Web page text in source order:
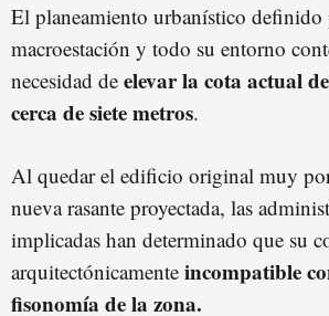
El planeamiento urbanístico definido
macroestación y todo su entorno
necesidad de elevar la cota actual
cerca de siete metros.
Al quedar el edificio original muy
nueva rasante proyectada, las
implicadas han determinado que su
arquitectónicamente incompatible
fisonomía de la zona.